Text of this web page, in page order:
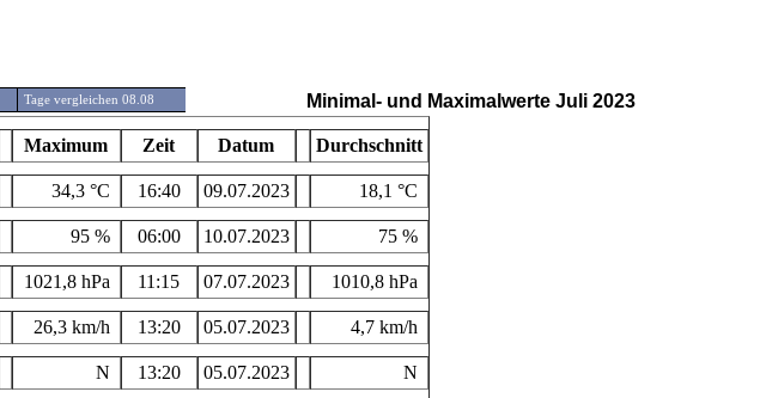
Tage vergleichen 08.08 Minimal- und Maximalwerte Juli 2023
Maximum Zeit Datum Durchschnitt
34,3 °C 16:40 09.07.2023 18,1 °C
95 % 06:00 10.07.2023 75 %
1021,8 hPa 11:15 07.07.2023 1010,8 hPa
26,3 km/h 13:20 05.07.2023 4,7 km/h
N 13:20 05.07.2023 N